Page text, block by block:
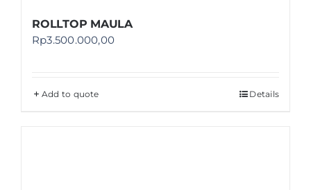
ROLLTOP MAULA
Rp3.500.000,00
Add to quote Details